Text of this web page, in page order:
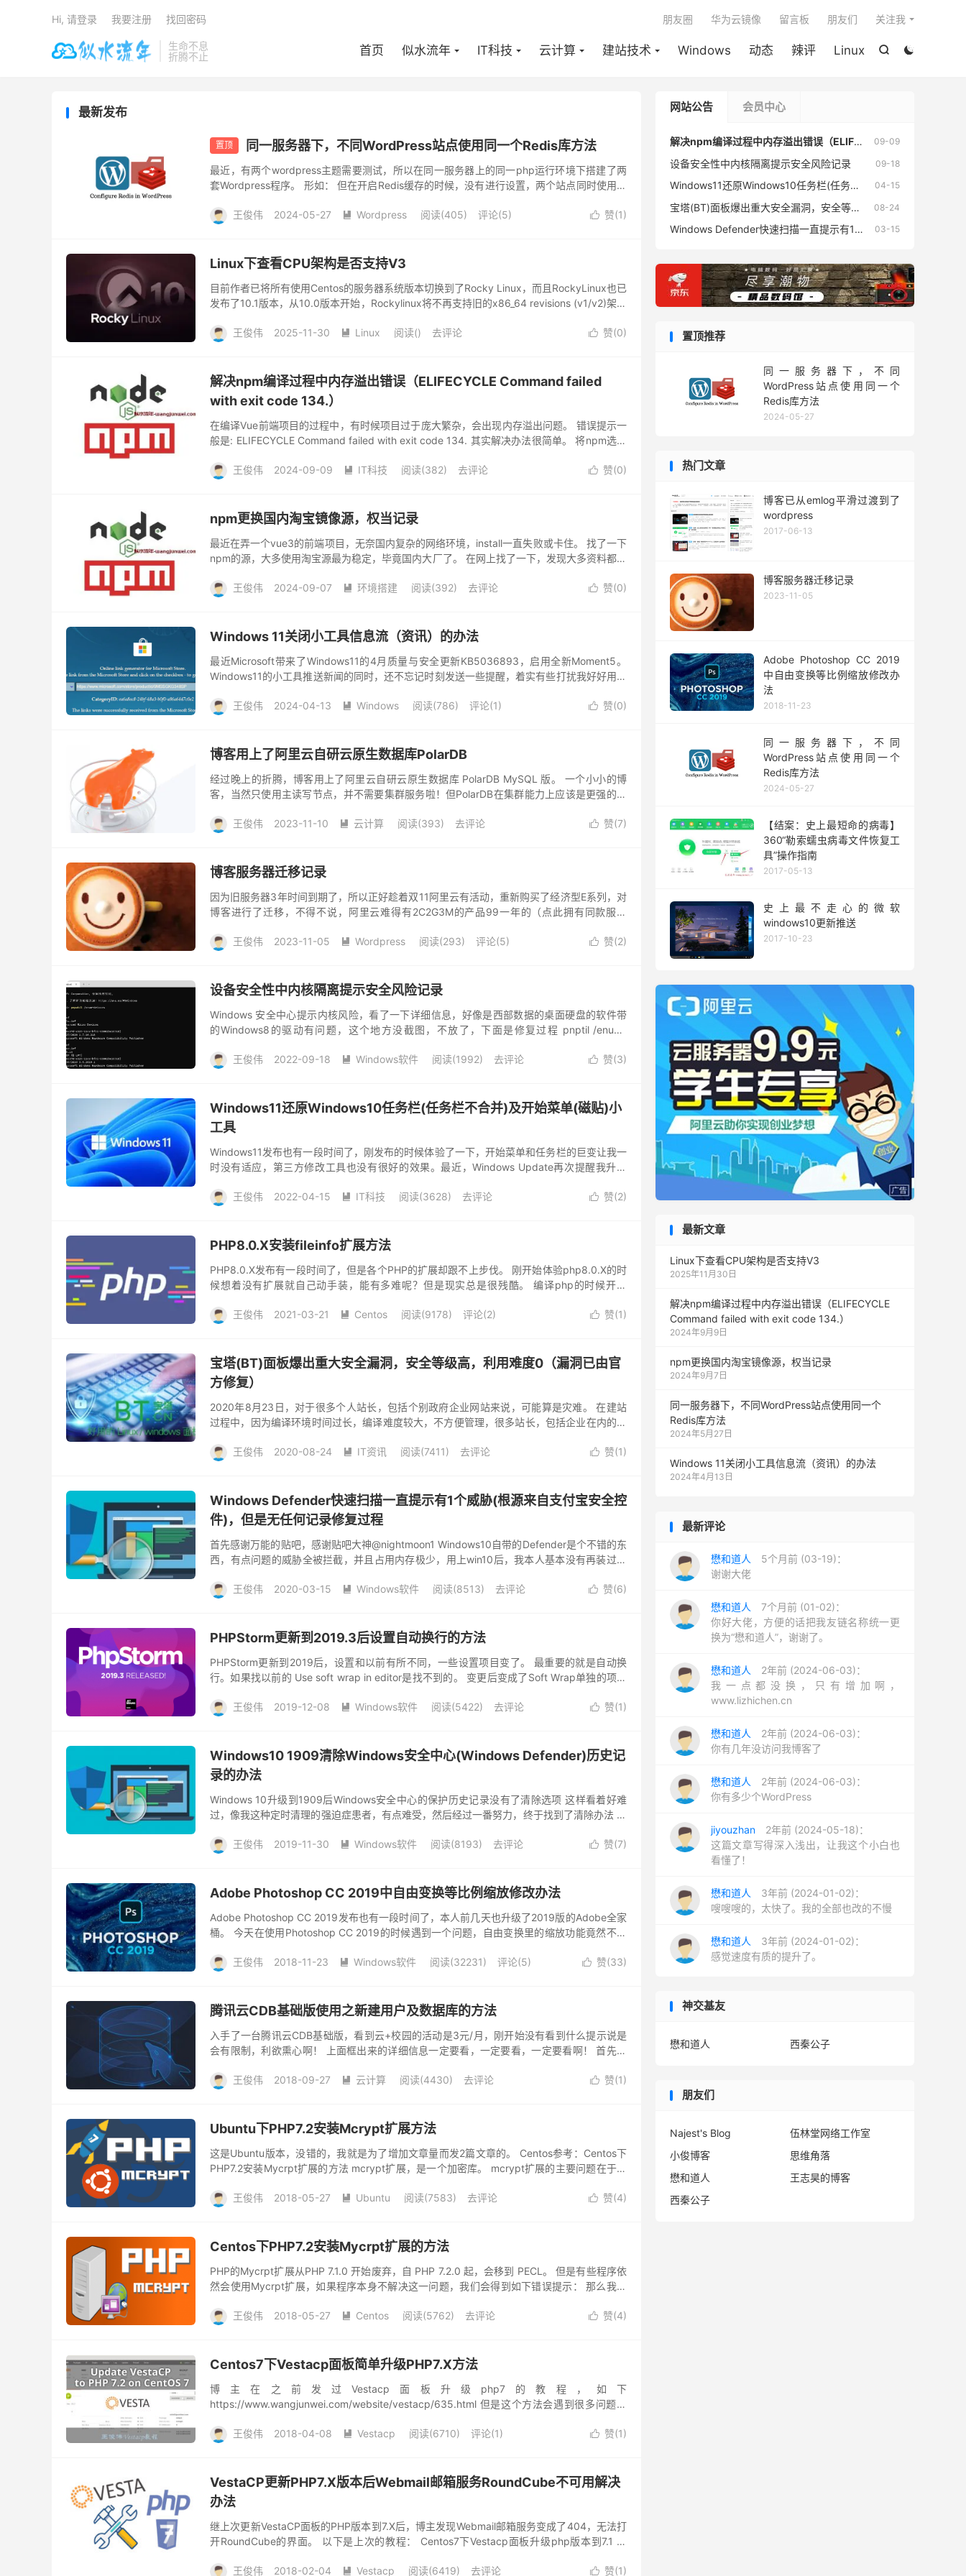
生命不息
折腾不止


首页 似水流年 IT科技 云计算 建站技术 Windows 动态 辣评 Linux
朋友圈 华为云镜像 留言板 朋友们 关注我
Hi, 请登录 我要注册 找回密码
最新发布
置顶 同一服务器下，不同WordPress站点使用同一个Redis库方法
最近，有两个wordpress主题需要测试，所以在同一服务器上的同一php运行环境下搭建了两
套Wordpress程序。 形如： 但在开启Redis缓存的时候，没有进行设置，两个站点同时使用了
 赞(1)
王俊伟 2024-05-27  Wordpress 阅读(405) 评论(5)
Linux下查看CPU架构是否支持V3
目前作者已将所有使用Centos的服务器系统版本切换到了Rocky Linux，而且RockyLinux也已
发布了10.1版本，从10.0版本开始，Rockylinux将不再支持旧的x86_64 revisions (v1/v2)架构
 赞(0)
王俊伟 2025-11-30  Linux 阅读() 去评论
解决npm编译过程中内存溢出错误（ELIFECYCLE Command failed
with exit code 134.）
在编译Vue前端项目的过程中，有时候项目过于庞大繁杂，会出现内存溢出问题。 错误提示一
般是: ELIFECYCLE Command failed with exit code 134. 其实解决办法很简单。 将npm选项
 赞(0)
王俊伟 2024-09-09  IT科技 阅读(382) 去评论
npm更换国内淘宝镜像源，权当记录
最近在弄一个vue3的前端项目，无奈国内复杂的网络环境，install一直失败或卡住。 找了一下
npm的源，大多使用淘宝源最为稳定，毕竟国内大厂了。 在网上找了一下，发现大多资料都是
 赞(0)
王俊伟 2024-09-07  环境搭建 阅读(392) 去评论
Windows 11关闭小工具信息流（资讯）的办法
最近Microsoft带来了Windows11的4月质量与安全更新KB5036893，启用全新Moment5。
Windows11的小工具推送新闻的同时，还不忘记时刻发送一些提醒，着实有些打扰我好好用电
 赞(0)
王俊伟 2024-04-13  Windows 阅读(786) 评论(1)
博客用上了阿里云自研云原生数据库PolarDB
经过晚上的折腾，博客用上了阿里云自研云原生数据库 PolarDB MySQL 版。 一个小小的博
客，当然只使用主读写节点，并不需要集群服务啦！但PolarDB在集群能力上应该是更强的！
 赞(7)
王俊伟 2023-11-10  云计算 阅读(393) 去评论
博客服务器迁移记录
因为旧服务器3年时间到期了，所以正好趁着双11阿里云有活动，重新购买了经济型E系列，对
博客进行了迁移，不得不说，阿里云难得有2C2G3M的产品99一年的（点此拥有同款服务
 赞(2)
王俊伟 2023-11-05  Wordpress 阅读(293) 评论(5)
设备安全性中内核隔离提示安全风险记录
Windows 安全中心提示内核风险，看了一下详细信息，好像是西部数据的桌面硬盘的软件带
的Windows8的驱动有问题，这个地方没截图，不放了，下面是修复过程 pnptil /enum-
 赞(3)
王俊伟 2022-09-18  Windows软件 阅读(1992) 去评论
Windows11还原Windows10任务栏(任务栏不合并)及开始菜单(磁贴)小
工具
Windows11发布也有一段时间了，刚发布的时候体验了一下，开始菜单和任务栏的巨变让我一
时没有适应，第三方修改工具也没有很好的效果。最近，Windows Update再次提醒我升级
 赞(2)
王俊伟 2022-04-15  IT科技 阅读(3628) 去评论
PHP8.0.X安装fileinfo扩展方法
PHP8.0.X发布有一段时间了，但是各个PHP的扩展却跟不上步伐。 刚开始体验php8.0.X的时
候想着没有扩展就自己动手装，能有多难呢？但是现实总是很残酷。 编译php的时候开启
 赞(1)
王俊伟 2021-03-21  Centos 阅读(9178) 评论(2)
宝塔(BT)面板爆出重大安全漏洞，安全等级高，利用难度0（漏洞已由官
方修复）
2020年8月23日，对于很多个人站长，包括个别政府企业网站来说，可能算是灾难。 在建站
过程中，因为编译环境时间过长，编译难度较大，不方便管理，很多站长，包括企业在内的开
 赞(1)
王俊伟 2020-08-24  IT资讯 阅读(7411) 去评论
Windows Defender快速扫描一直提示有1个威胁(根源来自支付宝安全控
件)，但是无任何记录修复过程
首先感谢万能的贴吧，感谢贴吧大神@nightmoon1 Windows10自带的Defender是个不错的东
西，有点问题的威胁全被拦截，并且占用内存极少，用上win10后，我本人基本没有再装过什
 赞(6)
王俊伟 2020-03-15  Windows软件 阅读(8513) 去评论
PHPStorm更新到2019.3后设置自动换行的方法
PHPStorm更新到2019后，设置和以前有所不同，一些设置项目变了。 最重要的就是自动换
行。如果找以前的 Use soft wrap in editor是找不到的。 变更后变成了Soft Wrap单独的项目
 赞(1)
王俊伟 2019-12-08  Windows软件 阅读(5422) 去评论
Windows10 1909清除Windows安全中心(Windows Defender)历史记
录的办法
Windows 10升级到1909后Windows安全中心的保护历史记录没有了清除选项 这样看着好难
过，像我这种定时清理的强迫症患者，有点难受，然后经过一番努力，终于找到了清除办法 方
 赞(7)
王俊伟 2019-11-30  Windows软件 阅读(8193) 去评论
Adobe Photoshop CC 2019中自由变换等比例缩放修改办法
Adobe Photoshop CC 2019发布也有一段时间了，本人前几天也升级了2019版的Adobe全家
桶。 今天在使用Photoshop CC 2019的时候遇到一个问题，自由变换里的缩放功能竟然不能
 赞(33)
王俊伟 2018-11-23  Windows软件 阅读(32231) 评论(5)
腾讯云CDB基础版使用之新建用户及数据库的方法
入手了一台腾讯云CDB基础版，看到云+校园的活动是3元/月，刚开始没有看到什么提示说是
会有限制，利欲熏心啊！ 上面框出来的详细信息一定要看，一定要看，一定要看啊！ 首先是
 赞(1)
王俊伟 2018-09-27  云计算 阅读(4430) 去评论
Ubuntu下PHP7.2安装Mcrypt扩展方法
这是Ubuntu版本，没错的，我就是为了增加文章量而发2篇文章的。 Centos参考：Centos下
PHP7.2安装Mycrpt扩展的方法 mcrypt扩展，是一个加密库。 mcrypt扩展的主要问题在于它
 赞(4)
王俊伟 2018-05-27  Ubuntu 阅读(7583) 去评论
Centos下PHP7.2安装Mycrpt扩展的方法
PHP的Mycrpt扩展从PHP 7.1.0 开始废弃，自 PHP 7.2.0 起，会移到 PECL。 但是有些程序依
然会使用Mycrpt扩展，如果程序本身不解决这一问题，我们会得到如下错误提示： 那么我们
 赞(4)
王俊伟 2018-05-27  Centos 阅读(5762) 去评论
Centos7下Vestacp面板简单升级PHP7.X方法
博主在之前发过Vestacp面板升级php7的教程，如下
https://www.wangjunwei.com/website/vestacp/635.html 但是这个方法会遇到很多问题，
 赞(1)
王俊伟 2018-04-08  Vestacp 阅读(6710) 评论(1)
VestaCP更新PHP7.X版本后Webmail邮箱服务RoundCube不可用解决
办法
继上次更新VestaCP面板的PHP版本到7.X后，博主发现Webmail邮箱服务变成了404，无法打
开RoundCube的界面。 以下是上次的教程： Centos7下Vestacp面板升级php版本到7.1 现
 赞(1)
王俊伟 2018-02-04  Vestacp 阅读(6419) 去评论
网站公告 会员中心
09-09
解决npm编译过程中内存溢出错误（ELIFECYCLE Command failed with exit code 134.）
09-18
设备安全性中内核隔离提示安全风险记录
04-15
Windows11还原Windows10任务栏(任务栏不合并)及开始菜单(磁贴)小工具
08-24
宝塔(BT)面板爆出重大安全漏洞，安全等级高，利用难度0（漏洞已由官方修复）
03-15
Windows Defender快速扫描一直提示有1个威胁(根源来自支付宝安全控件)，但是无任何记录修复过程
置顶推荐
同一服务器下，不同
WordPress站点使用同一个
Redis库方法
2024-05-27
热门文章
博客已从emlog平滑过渡到了
wordpress
2017-06-13
博客服务器迁移记录
2023-11-05
Adobe Photoshop CC 2019
中自由变换等比例缩放修改办
法
2018-11-23
同一服务器下，不同
WordPress站点使用同一个
Redis库方法
2024-05-27
【结案：史上最短命的病毒】
360“勒索蠕虫病毒文件恢复工
具”操作指南
2017-05-13
史上最不走心的微软
windows10更新推送
2017-10-23
最新文章
Linux下查看CPU架构是否支持V3
2025年11月30日
解决npm编译过程中内存溢出错误（ELIFECYCLE
Command failed with exit code 134.）
2024年9月9日
npm更换国内淘宝镜像源，权当记录
2024年9月7日
同一服务器下，不同WordPress站点使用同一个
Redis库方法
2024年5月27日
Windows 11关闭小工具信息流（资讯）的办法
2024年4月13日
最新评论
懋和道人
5个月前 (03-19)：
谢谢大佬
懋和道人
7个月前 (01-02)：
你好大佬，方便的话把我友链名称统一更
换为“懋和道人”，谢谢了。
懋和道人
2年前 (2024-06-03)：
我一点都没换，只有增加啊，
www.lizhichen.cn
懋和道人
2年前 (2024-06-03)：
你有几年没访问我博客了
懋和道人
2年前 (2024-06-03)：
你有多少个WordPress
jiyouzhan
2年前 (2024-05-18)：
这篇文章写得深入浅出，让我这个小白也
看懂了！
懋和道人
3年前 (2024-01-02)：
嗖嗖嗖的，太快了。我的全部也改的不慢
懋和道人
3年前 (2024-01-02)：
感觉速度有质的提升了。
神交基友
懋和道人 西秦公子
朋友们
Najest's Blog
伍林堂网络工作室
小俊博客
思维角落
懋和道人
王志昊的博客
西秦公子